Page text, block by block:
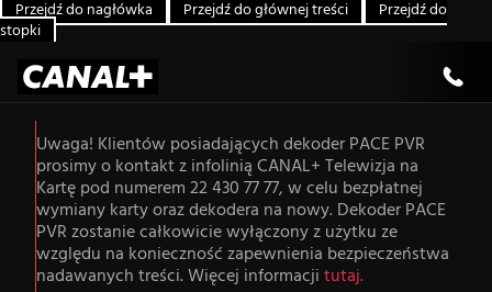
Przejdź do nagłówka Przejdź do głównej treści
Przejdź do
stopki
Uwaga! Klientów posiadających dekoder PACE PVR
prosimy o kontakt z infolinią CANAL+ Telewizja na
Kartę pod numerem 22 430 77 77, w celu bezpłatnej
wymiany karty oraz dekodera na nowy. Dekoder PACE
PVR zostanie całkowicie wyłączony z użytku ze
względu na konieczność zapewnienia bezpieczeństwa
nadawanych treści. Więcej informacjitutaj.